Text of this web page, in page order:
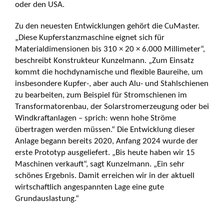
oder den USA.
Zu den neuesten Entwicklungen gehört die CuMaster.
„Diese Kupferstanzmaschine eignet sich für
Materialdimensionen bis 310 × 20 × 6.000 Millimeter“,
beschreibt Konstrukteur Kunzelmann. „Zum Einsatz
kommt die hochdynamische und flexible Baureihe, um
insbesondere Kupfer-, aber auch Alu- und Stahlschienen
zu bearbeiten, zum Beispiel für Stromschienen im
Transformatorenbau, der Solarstromerzeugung oder bei
Windkraftanlagen – sprich: wenn hohe Ströme
übertragen werden müssen.“ Die Entwicklung dieser
Anlage begann bereits 2020, Anfang 2024 wurde der
erste Prototyp ausgeliefert. „Bis heute haben wir 15
Maschinen verkauft“, sagt Kunzelmann. „Ein sehr
schönes Ergebnis. Damit erreichen wir in der aktuell
wirtschaftlich angespannten Lage eine gute
Grundauslastung.“